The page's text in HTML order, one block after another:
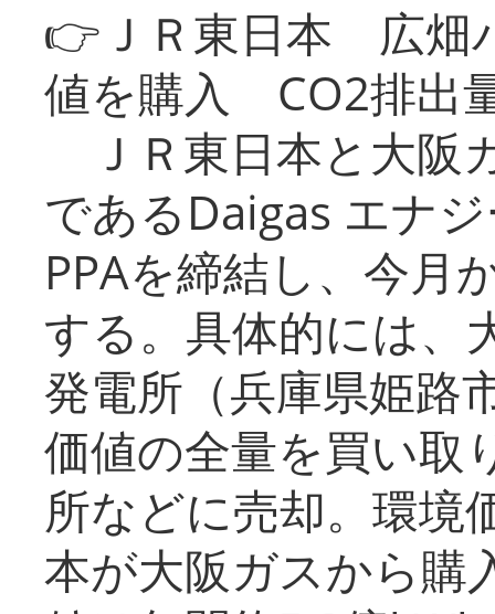
👉ＪＲ東日本 広畑
値を購入 CO2排出
ＪＲ東日本と大阪
であるDaigas エナ
PPAを締結し、今月
する。具体的には、
発電所（兵庫県姫路
価値の全量を買い取
所などに売却。環境
本が大阪ガスから購